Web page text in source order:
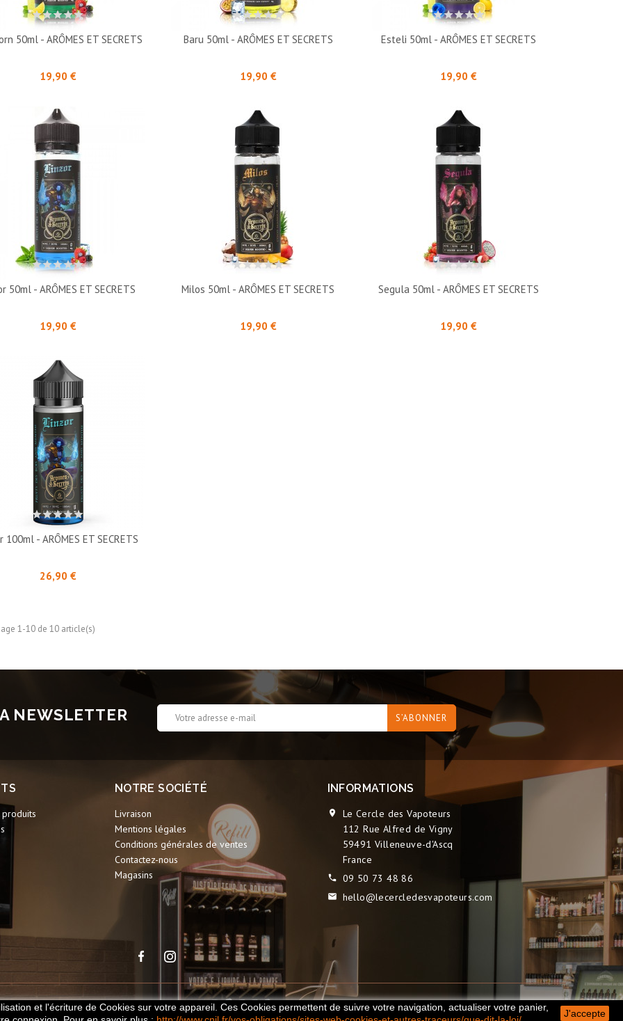
50ml - ARÔMES ET SECRETS
19,90 €Prix
Baru 50ml - ARÔMES ET SECRETS
19,90 €Prix
Esteli 50ml - ARÔMES ET SECRETS
19,90 €
50ml - ARÔMES ET SECRETS
19,90 €Prix
Milos 50ml - ARÔMES ET SECRETS
19,90 €Prix
Segula 50ml - ARÔMES ET SECRETS
19,90 €
100ml - ARÔMES ET SECRETS
26,90 €Prix
1-10 de 10 article(s)
NEWSLETTER
NOTRE SOCIÉTÉ
Livraison
Mentions légales
Conditions générales de ventes
Contactez-nous
Magasins
INFORMATIONS

Le Cercle des Vapoteurs
112 Rue Alfred de Vigny
59491 Villeneuve-d'Ascq
France
 09 50 73 48 86
 hello@lecercledesvapoteurs.com
et l'écriture de Cookies sur votre appareil. Ces Cookies permettent de suivre votre navigation, actualiser votre panier,
J'accepte
© 2026 Le Cercle des Vapoteurs - Réalisé parPublicitay